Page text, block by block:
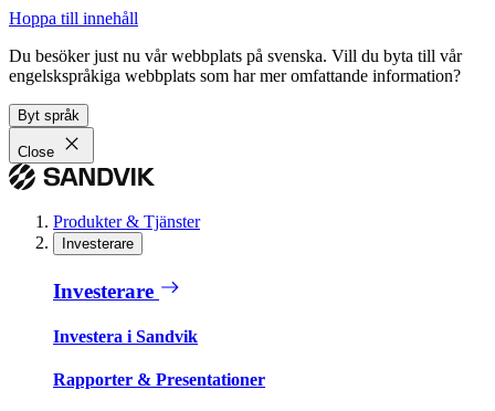
Hoppa till innehåll
Du besöker just nu vår webbplats på svenska. Vill du byta till vår
engelskspråkiga webbplats som har mer omfattande information?
Byt språk
Close
Produkter & Tjänster
Investerare
Investerare
Investera i Sandvik
Rapporter & Presentationer